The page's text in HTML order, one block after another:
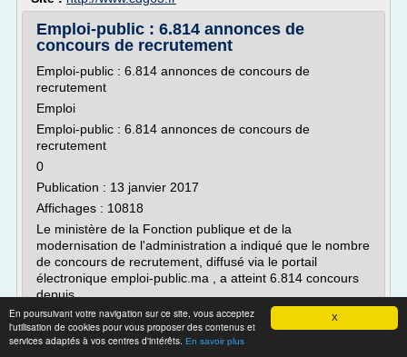
X
En poursuivant votre navigation sur ce site, vous acceptez
l'utilisation de cookies pour vous proposer des contenus et
services adaptés à vos centres d'intérêts. En savoir plus
Emploi-public : 6.814 annonces de
concours de recrutement
Emploi-public : 6.814 annonces de concours de
recrutement
Emploi
Emploi-public : 6.814 annonces de concours de
recrutement
0
Publication : 13 janvier 2017
Affichages : 10818
Le ministère de la Fonction publique et de la
modernisation de l'administration a indiqué que le nombre
de concours de recrutement, diffusé via le portail
électronique emploi-public.ma , a atteint 6.814 concours
depuis...
Lire la suite
Date:2019-02-12 19:53:55